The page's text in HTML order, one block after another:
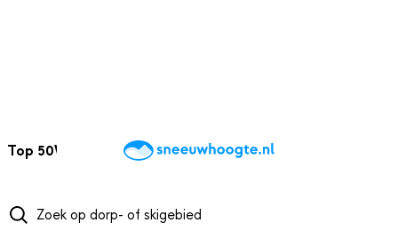
Top 50Webcams WintersportweerKaarten